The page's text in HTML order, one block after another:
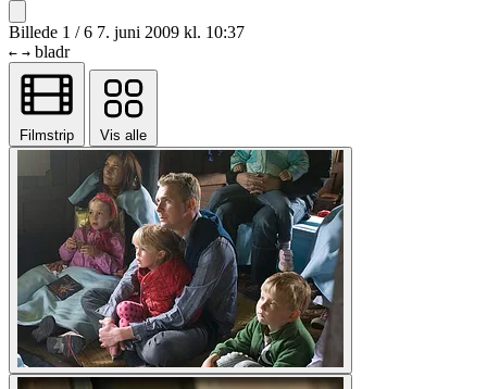
Billede 1 / 6 7. juni 2009 kl. 10:37
← → bladr
Filmstrip Vis alle